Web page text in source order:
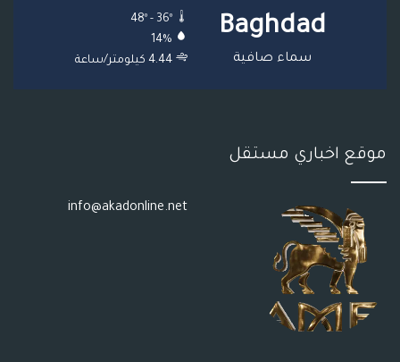
R
S
Baghdad
سماء صافية
48º - 36º
14%
4.44 كيلومتر/ساعة
موقع اخباري مستقل
info@akadonline.net